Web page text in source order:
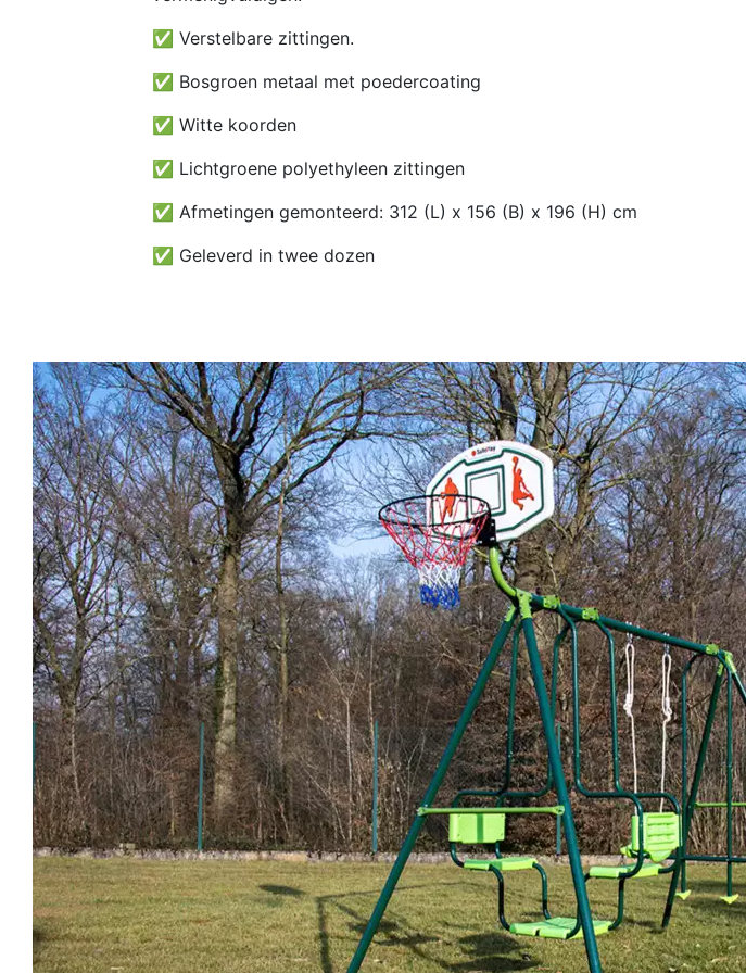
✅ Verstelbare zittingen.
✅ Bosgroen metaal met poedercoating
✅ Witte koorden
✅ Lichtgroene polyethyleen zittingen
✅ Afmetingen gemonteerd: 312 (L) x 156 (B) x 196 (H) cm
✅ Geleverd in twee dozen